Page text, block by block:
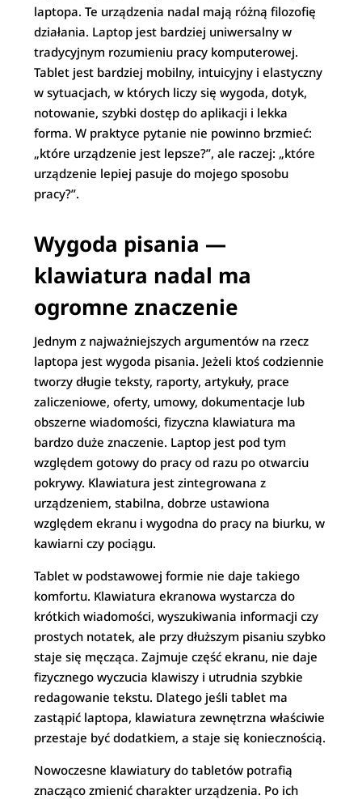
laptopa. Te urządzenia nadal mają różną filozofię
działania. Laptop jest bardziej uniwersalny w
tradycyjnym rozumieniu pracy komputerowej.
Tablet jest bardziej mobilny, intuicyjny i elastyczny
w sytuacjach, w których liczy się wygoda, dotyk,
notowanie, szybki dostęp do aplikacji i lekka
forma. W praktyce pytanie nie powinno brzmieć:
„które urządzenie jest lepsze?”, ale raczej: „które
urządzenie lepiej pasuje do mojego sposobu
pracy?”.
Wygoda pisania —
klawiatura nadal ma
ogromne znaczenie
Jednym z najważniejszych argumentów na rzecz
laptopa jest wygoda pisania. Jeżeli ktoś codziennie
tworzy długie teksty, raporty, artykuły, prace
zaliczeniowe, oferty, umowy, dokumentacje lub
obszerne wiadomości, fizyczna klawiatura ma
bardzo duże znaczenie. Laptop jest pod tym
względem gotowy do pracy od razu po otwarciu
pokrywy. Klawiatura jest zintegrowana z
urządzeniem, stabilna, dobrze ustawiona
względem ekranu i wygodna do pracy na biurku, w
kawiarni czy pociągu.
Tablet w podstawowej formie nie daje takiego
komfortu. Klawiatura ekranowa wystarcza do
krótkich wiadomości, wyszukiwania informacji czy
prostych notatek, ale przy dłuższym pisaniu szybko
staje się męcząca. Zajmuje część ekranu, nie daje
fizycznego wyczucia klawiszy i utrudnia szybkie
redagowanie tekstu. Dlatego jeśli tablet ma
zastąpić laptopa, klawiatura zewnętrzna właściwie
przestaje być dodatkiem, a staje się koniecznością.
Nowoczesne klawiatury do tabletów potrafią
znacząco zmienić charakter urządzenia. Po ich